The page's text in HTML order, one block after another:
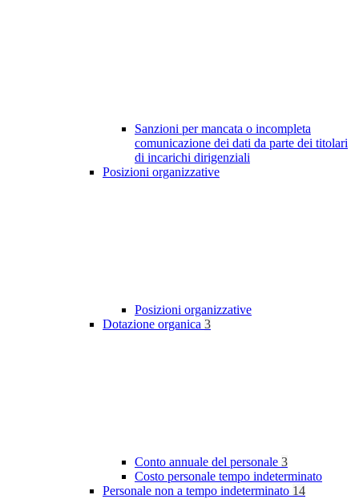
Sanzioni per mancata o incompleta
comunicazione dei dati da parte dei titolari
di incarichi dirigenziali
Posizioni organizzative
Posizioni organizzative
Dotazione organica 3
Conto annuale del personale 3
Costo personale tempo indeterminato
Personale non a tempo indeterminato 14